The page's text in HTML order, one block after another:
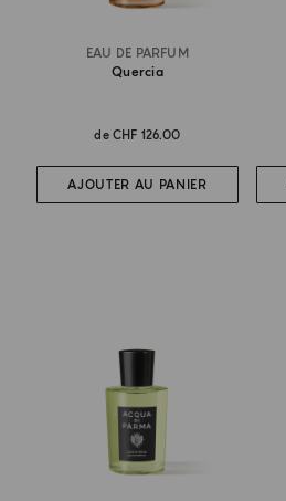
EAU DE PARFUM
Quercia
de CHF 126.00
AJOUTER AU PANIER